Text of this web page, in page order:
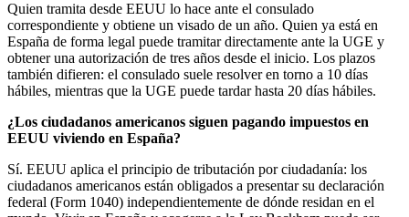
Quien tramita desde EEUU lo hace ante el consulado
correspondiente y obtiene un visado de un año. Quien ya está en
España de forma legal puede tramitar directamente ante la UGE y
obtener una autorización de tres años desde el inicio. Los plazos
también difieren: el consulado suele resolver en torno a 10 días
hábiles, mientras que la UGE puede tardar hasta 20 días hábiles.
¿Los ciudadanos americanos siguen pagando impuestos en
EEUU viviendo en España?
Sí. EEUU aplica el principio de tributación por ciudadanía: los
ciudadanos americanos están obligados a presentar su declaración
federal (Form 1040) independientemente de dónde residan en el